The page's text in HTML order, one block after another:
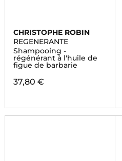
CHRISTOPHE ROBIN
REGENERANTE
Shampooing -
régénérant à l'huile de
figue de barbarie
37,80 €